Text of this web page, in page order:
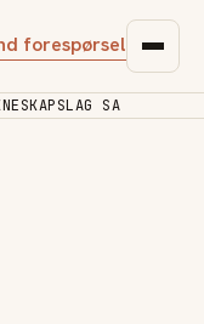
forespørsel
SA